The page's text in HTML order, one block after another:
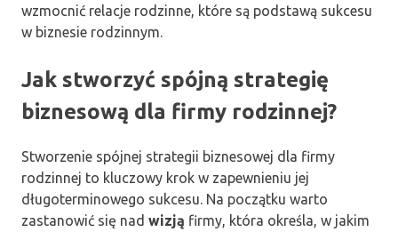
wzmocnić relacje rodzinne, które są podstawą sukcesu
w biznesie rodzinnym.
Jak stworzyć spójną strategię
biznesową dla firmy rodzinnej?
Stworzenie spójnej strategii biznesowej dla firmy
rodzinnej to kluczowy krok w zapewnieniu jej
długoterminowego sukcesu. Na początku warto
zastanowić się nad wizją firmy, która określa, w jakim